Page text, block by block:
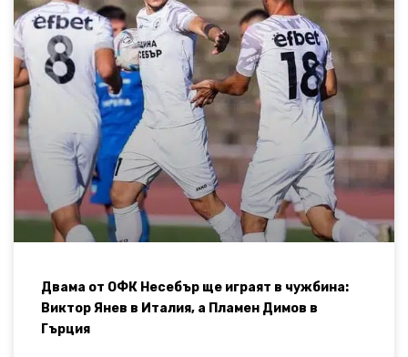
Двама от ОФК Несебър ще играят в чужбина:
Виктор Янев в Италия, а Пламен Димов в
Гърция